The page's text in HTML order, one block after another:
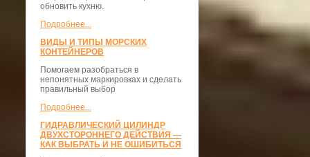
обновить кухню.
Подробнее...
ВИДЫ И ТИПЫ МОРСКИХ
КОНТЕЙНЕРОВ
Помогаем разобраться в
непонятных маркировках и сделать
правильный выбор
Подробнее...
ГИДРАВЛИЧЕСКИЙ ЦИЛИНДР
ДВУХСТОРОННЕГО ДЕЙСТВИЯ —
КАК ВЫБРАТЬ И НЕ ОШИБИТЬСЯ